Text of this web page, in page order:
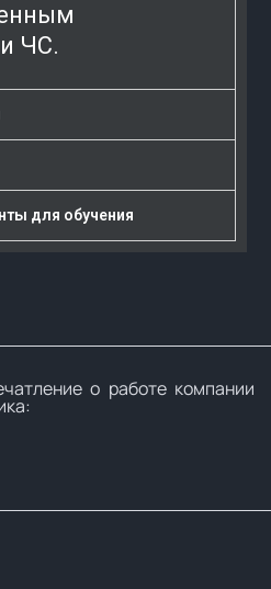
ЧС.
для обучения
о работе компании